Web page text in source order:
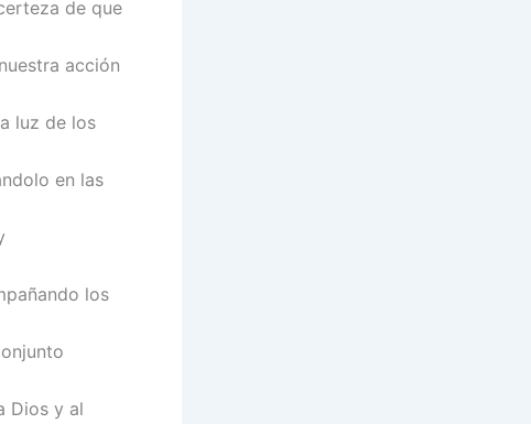
de que
acción
luz de los
en las
los
Dios y al